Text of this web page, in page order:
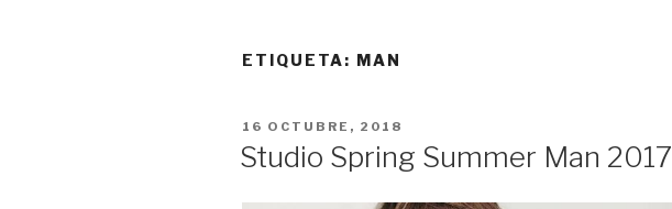
ETIQUETA: MAN
PUBLICADO
16 OCTUBRE, 2018
Studio Spring Summer Man 2017